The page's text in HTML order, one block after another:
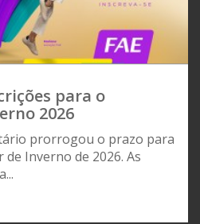
para o
2026
prorrogou o prazo para
Inverno de 2026. As